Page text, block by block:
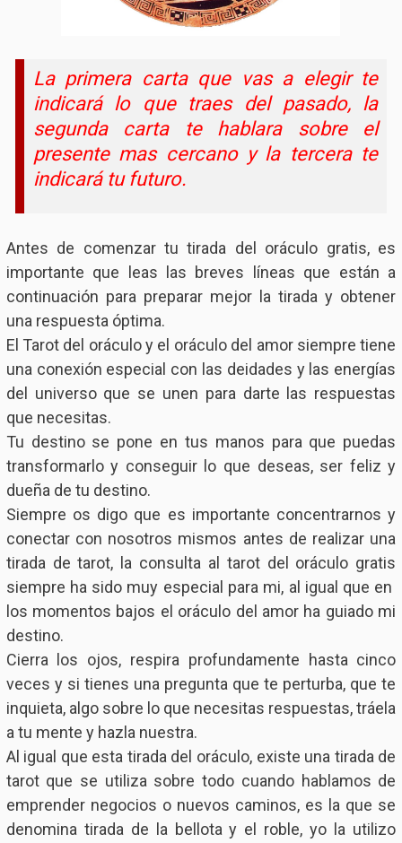
Laprimera carta que vas a elegir te
indicará lo que traes del pasado, la
segunda carta te hablara sobre el
presente mas cercano y la tercera te
indicará tu futuro.
Antes de comenzar tu tirada del oráculo gratis, es
importante que leas las breves líneas que están a
continuación para preparar mejor la tirada y obtener
una respuesta óptima.
El Tarot del oráculo y el oráculo del amor siempre tiene
una conexión especial con las deidades y las energías
del universo que se unen para darte las respuestas
que necesitas.
Tu destino se pone en tus manos para que puedas
transformarlo y conseguir lo que deseas, ser feliz y
dueña de tu destino.
Siempre os digo que es importante concentrarnos y
conectar con nosotros mismos antes de realizar una
tirada de tarot, la consulta al tarot del oráculo gratis
siempre ha sido muy especial para mi, al igual que en
los momentos bajos el oráculo del amor ha guiado mi
destino.
Cierra los ojos, respira profundamente hasta cinco
veces y si tienes una pregunta que te perturba, que te
inquieta, algo sobre lo que necesitas respuestas, tráela
a tu mente y hazla nuestra.
Al igual que esta tirada del oráculo, existe una tirada de
tarot que se utiliza sobre todo cuando hablamos de
emprender negocios o nuevos caminos, es la que se
denomina tirada de la bellota y el roble, yo la utilizo